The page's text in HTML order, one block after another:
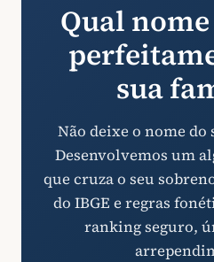
Qual
sua
Não deixe o nome do
Desenvolvemos um
que cruza o seu
do IBGE e regras
ranking seguro,